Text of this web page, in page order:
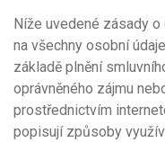
Níže uvedené zásady
na všechny osobní
základě plnění
oprávněného zájmu
prostřednictvím
popisují způsoby